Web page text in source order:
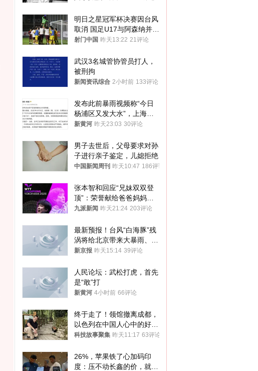
明日之星冠军杯决赛因台风
取消 国足U17与阿森纳并列
冠军
射门中国 昨天13:22 21评论
武汉3名城管协管员打人，
被刑拘
新闻资讯综合 2小时前 133评论
发布此前暴雨视频称“今日
杨浦区又发大水”，上海一
男子被行拘
新黄河 昨天23:03 30评论
男子去世后，父母要求对孙
子进行亲子鉴定，儿媳拒绝
中国新闻周刊 昨天10:47 186评论
张本智和回应“兄妹双双登
顶”：荣誉献给爸爸妈妈；
韩乔生：国乒要正视差距，
九派新闻 昨天21:24 203评论
最新预报！台风“白海豚”残
涡将给北京带来大暴雨、特
大暴雨
新京报 昨天15:14 39评论
人民论坛：武松打虎，首先
是“敢”打
新黄河 4小时前 66评论
终于走了！领馆撤离成都，
以色列在中国人心中的好感
是咋崩盘的？
科技故事聚集 昨天11:17 63评论
26%，苹果铁了心加码印
度：压不动长鑫的价，就去